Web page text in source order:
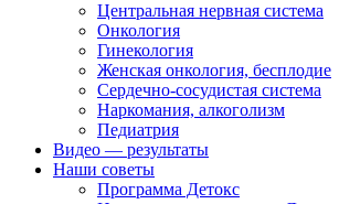
Центральная нервная система
Онкология
Гинекология
Женская онкология, бесплодие
Сердечно-сосудистая система
Наркомания, алкоголизм
Педиатрия
Видео — результаты
Наши советы
Программа Детокс